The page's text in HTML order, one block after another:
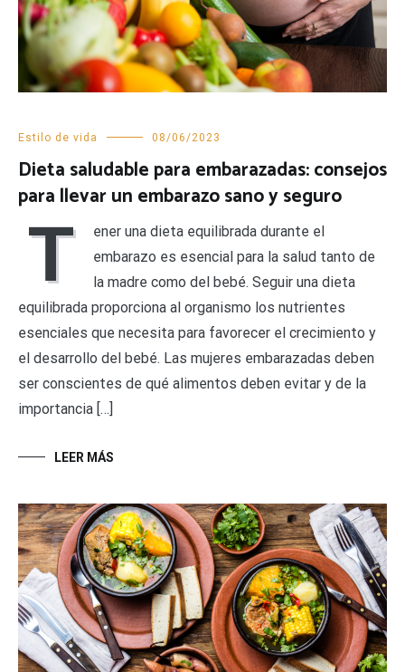
Estilo de vida 08/06/2023
Dieta saludable para embarazadas: consejos
para llevar un embarazo sano y seguro
T
ener una dieta equilibrada durante el
embarazo es esencial para la salud tanto de
la madre como del bebé. Seguir una dieta
equilibrada proporciona al organismo los nutrientes
esenciales que necesita para favorecer el crecimiento y
el desarrollo del bebé. Las mujeres embarazadas deben
ser conscientes de qué alimentos deben evitar y de la
importancia […]
LEER MÁS